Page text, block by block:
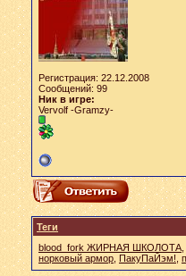
Регистрация: 22.12.2008
Сообщений: 99
Ник в игре:
Vervolf -Gramzy-
Теги
blood_fork ЖИРНАЯ ШКОЛОТА
норковый армор ПакуПаЙэм!